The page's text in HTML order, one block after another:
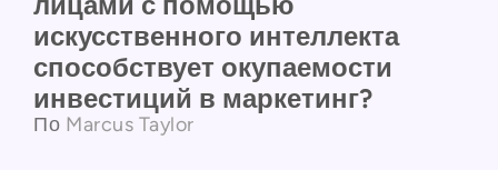
искусственного интеллекта
способствует окупаемости
инвестиций в маркетинг?
По Marcus Taylor